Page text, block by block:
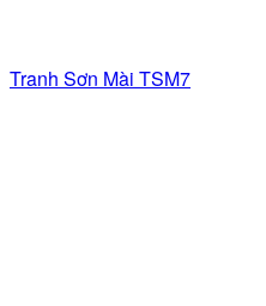
Tranh Sơn Mài TSM7